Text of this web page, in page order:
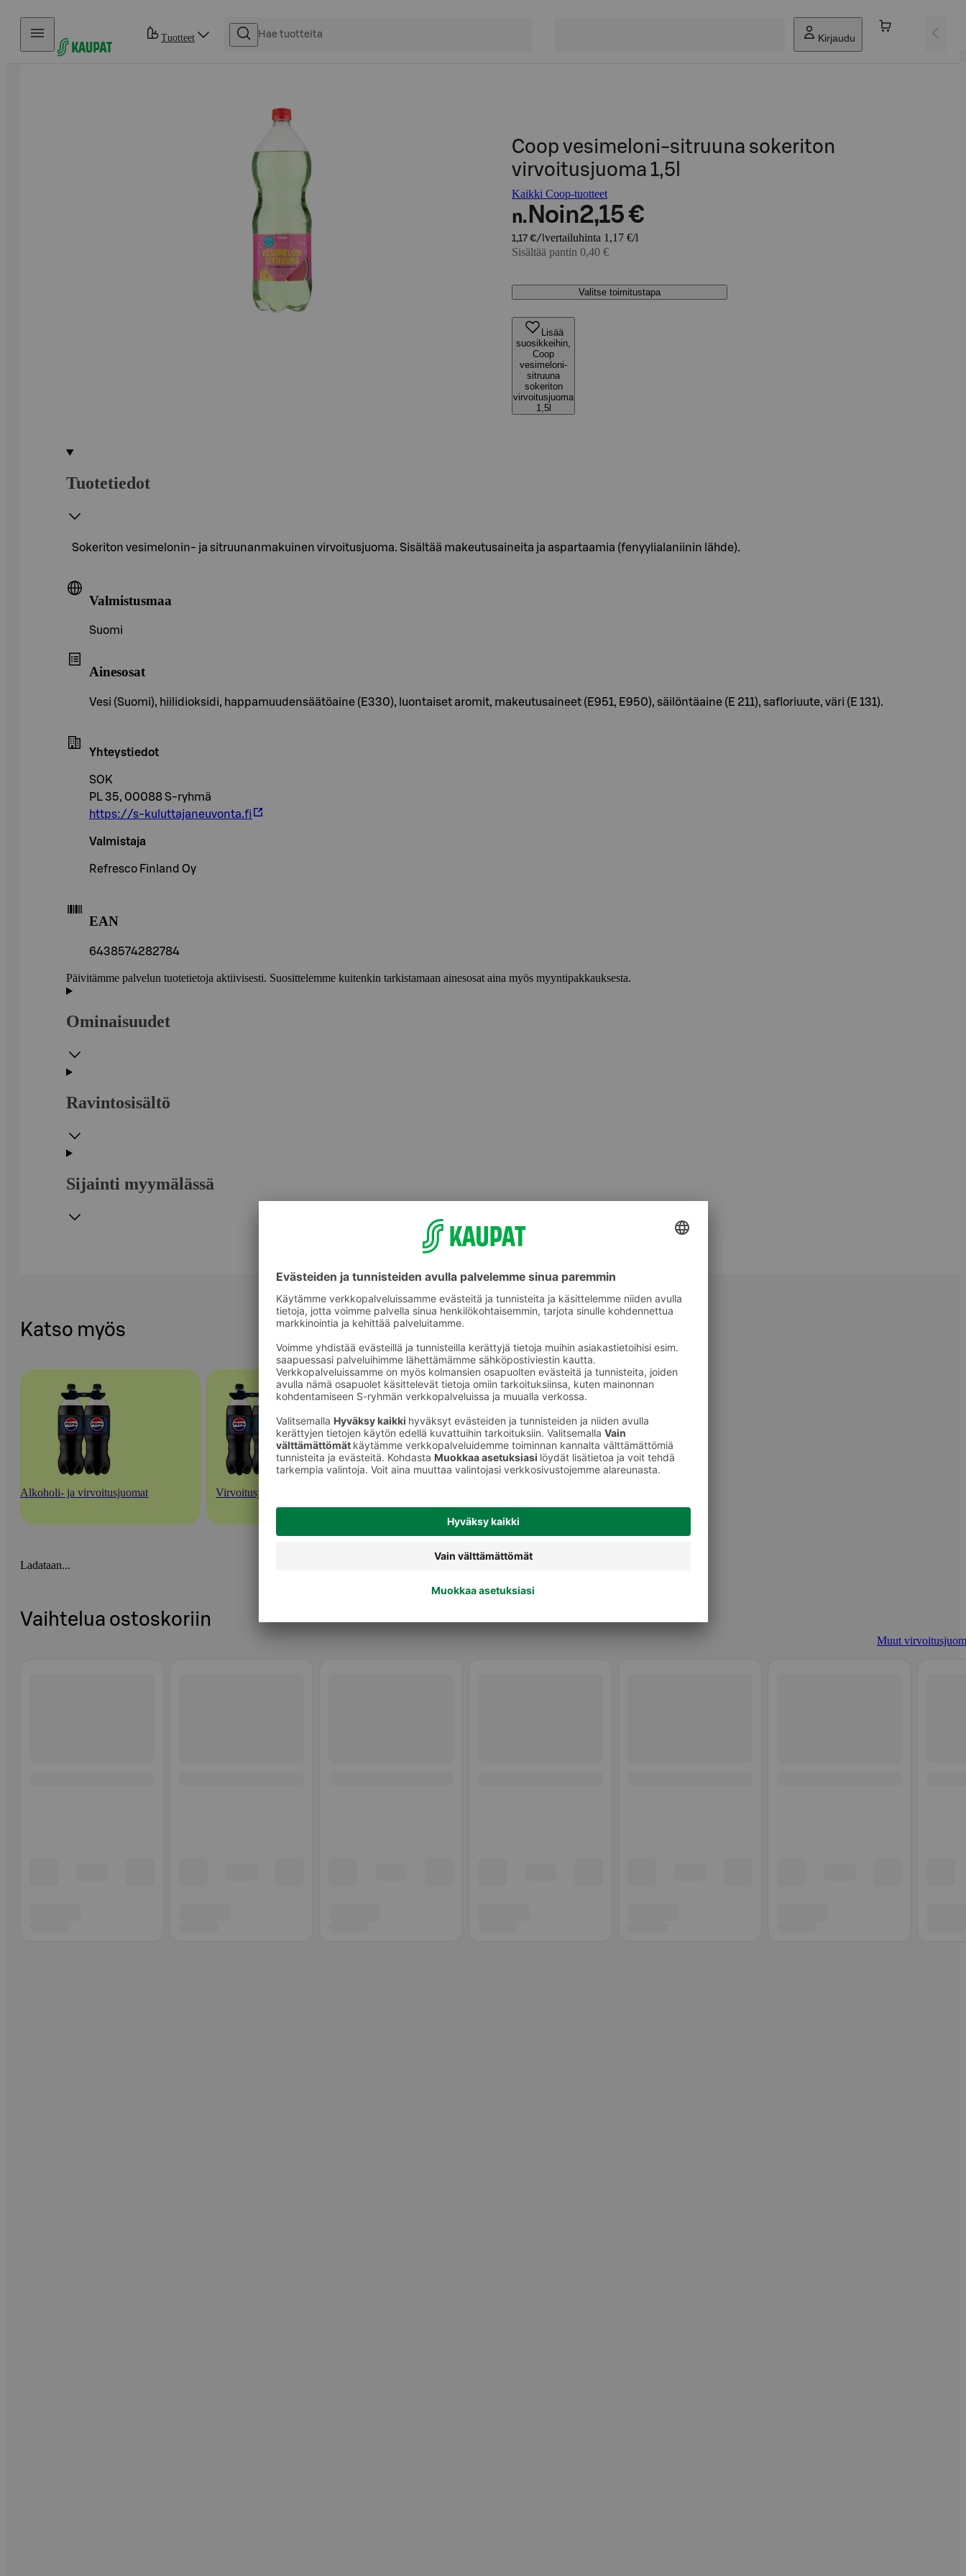
Hyppää sisältöön
Tuotteet Kirjaudu
Coop vesimeloni-sitruuna sokeriton
virvoitusjuoma 1,5l
Kaikki Coop-tuotteet
n. Noin2,15 €
1,17 €/l vertailuhinta 1,17 €/l
Sisältää pantin 0,40 €
Valitse toimitustapa
Lisää
suosikkeihin,
Coop
vesimeloni-
sitruuna
sokeriton
virvoitusjuoma
1,5l
Tuotetiedot
Sokeriton vesimelonin- ja sitruunanmakuinen virvoitusjuoma. Sisältää makeutusaineita ja aspartaamia (fenyylialaniinin lähde).
Valmistusmaa
Suomi
Ainesosat
Vesi (Suomi), hiilidioksidi, happamuudensäätöaine (E330), luontaiset aromit, makeutusaineet (E951, E950), säilöntäaine (E 211), safloriuute, väri (E 131).
Yhteystiedot
SOK
PL 35, 00088 S-ryhmä
https://s-kuluttajaneuvonta.fi
Valmistaja
Refresco Finland Oy
EAN
6438574282784
Päivitämme palvelun tuotetietoja aktiivisesti. Suosittelemme kuitenkin tarkistamaan ainesosat aina myös myyntipakkauksesta.
Ominaisuudet
Ravintosisältö
Sijainti myymälässä
Katso myös
Alkoholi- ja virvoitusjuomat Virvoitusjuomat
Ladataan...
Vaihtelua ostoskoriin
Muut